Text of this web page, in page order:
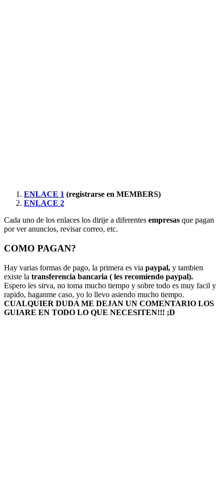
ENLACE 1 (registrarse en MEMBERS)
ENLACE 2
Cada uno de los enlaces los dirije a diferentes empresas que pagan
por ver anuncios, revisar correo, etc.
COMO PAGAN?
Hay varias formas de pago, la primera es via paypal, y tambien
existe la transferencia bancaria ( les recomiendo paypal).
Espero les sirva, no toma mucho tiempo y sobre todo es muy facil y
rapido, haganme caso, yo lo llevo asiendo mucho tiempo.
CUALQUIER DUDA ME DEJAN UN COMENTARIO LOS
GUIARE EN TODO LO QUE NECESITEN!!! ;D